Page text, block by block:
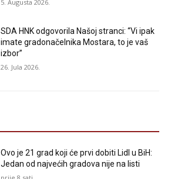
5. Augusta 2026.
SDA HNK odgovorila Našoj stranci: “Vi ipak
imate gradonačelnika Mostara, to je vaš
izbor”
26. Jula 2026.
Ovo je 21 grad koji će prvi dobiti Lidl u BiH:
Jedan od najvećih gradova nije na listi